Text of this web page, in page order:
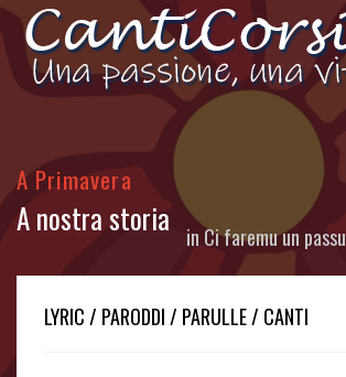
A Primavera
A nostra storia in Ci faremu un passu
LYRIC / PARODDI / PARULLE / CANTI